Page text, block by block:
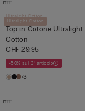
Ultralight Cotton
Ultralight Cotton
Top in Cotone Ultralight
Cotton
CHF 29.95
-50% sul 3° articolo
+3